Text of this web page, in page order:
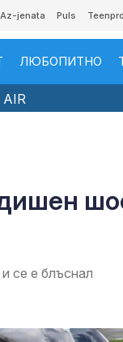
Az-jenata Puls
ЛЮБОПИТНО
AIR
се е блъснал